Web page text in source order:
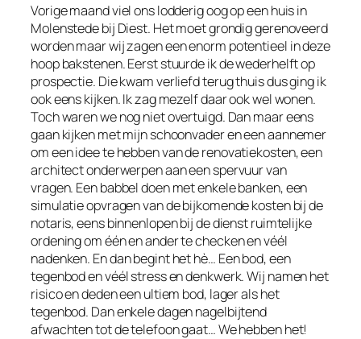
Vorige maand viel ons lodderig oog op een huis in
Molenstede bij Diest. Het moet grondig gerenoveerd
worden maar wij zagen een enorm potentieel in deze
hoop bakstenen. Eerst stuurde ik de wederhelft op
prospectie. Die kwam verliefd terug thuis dus ging ik
ook eens kijken. Ik zag mezelf daar ook wel wonen.
Toch waren we nog niet overtuigd. Dan maar eens
gaan kijken met mijn schoonvader en een aannemer
om een idee te hebben van de renovatiekosten, een
architect onderwerpen aan een spervuur van
vragen. Een babbel doen met enkele banken, een
simulatie opvragen van de bijkomende kosten bij de
notaris, eens binnenlopen bij de dienst ruimtelijke
ordening om één en ander te checken en véél
nadenken. En dan begint het hè… Een bod, een
tegenbod en véél stress en denkwerk. Wij namen het
risico en deden een ultiem bod, lager als het
tegenbod. Dan enkele dagen nagelbijtend
afwachten tot de telefoon gaat… We hebben het!